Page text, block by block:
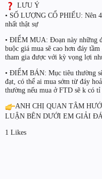
LƯU Ý
• SỐ LƯỢNG CỔ PHIẾU: Nên
nhất thật sự
• ĐIỂM MUA: Đoạn này những
buộc giá mua sẽ cao hơn đáy
tham gia được với kỳ vọng lợi
• ĐIỂM BÁN: Mục tiêu thường
đạt, có thể ai mua sớm từ đáy
thường nếu mua ở FTD sẽ k có tỉ
ANH CHỊ QUAN TÂM
LUẬN BÊN DƯỚI EM GIẢI
1 Likes